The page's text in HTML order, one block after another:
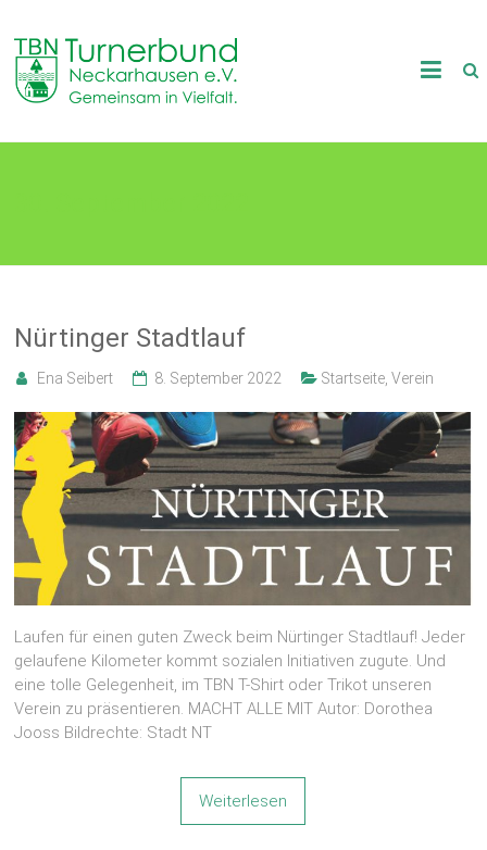
content
TB
Neckarhausen
in
Nürtinger Stadtlauf
Ena Seibert 8. September 2022 Startseite, Verein
Laufen für einen guten Zweck beim Nürtinger Stadtlauf! Jeder
gelaufene Kilometer kommt sozialen Initiativen zugute. Und
eine tolle Gelegenheit, im TBN T-Shirt oder Trikot unseren
Verein zu präsentieren. MACHT ALLE MIT Autor: Dorothea
Jooss Bildrechte: Stadt NT
Weiterlesen